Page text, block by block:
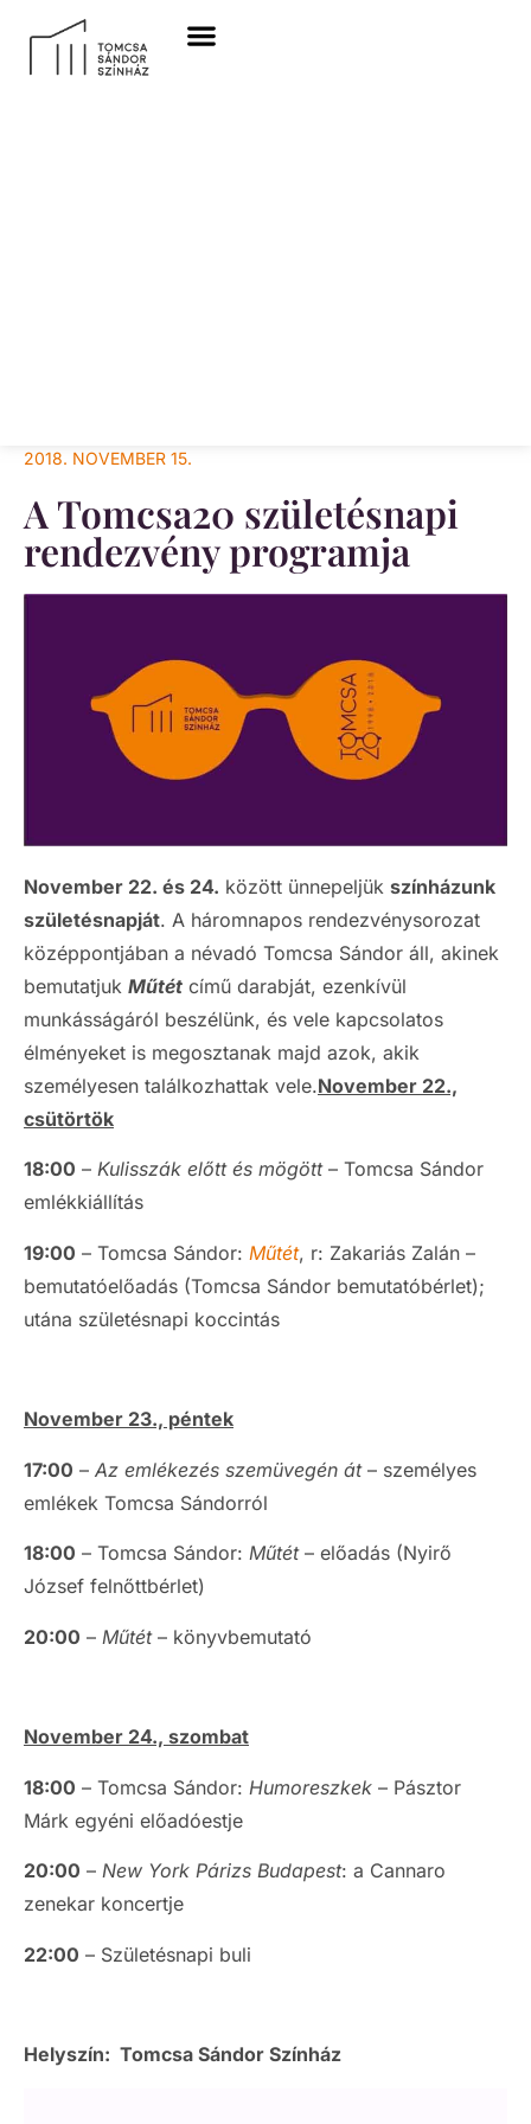
2018. NOVEMBER 15.
A Tomcsa20 születésnapi
rendezvény programja
November 22. és 24. között ünnepeljük színházunk
születésnapját. A háromnapos rendezvénysorozat
középpontjában a névadó Tomcsa Sándor áll, akinek
bemutatjuk Műtét című darabját, ezenkívül
munkásságáról beszélünk, és vele kapcsolatos
élményeket is megosztanak majd azok, akik
személyesen találkozhattak vele.November 22.,
csütörtök
18:00 – Kulisszák előtt és mögött– Tomcsa Sándor
emlékkiállítás
19:00 – Tomcsa Sándor: Műtét, r: Zakariás Zalán –
bemutatóelőadás (Tomcsa Sándor bemutatóbérlet);
utána születésnapi koccintás
November 23., péntek
17:00 – Az emlékezés szemüvegén át– személyes
emlékek Tomcsa Sándorról
18:00 – Tomcsa Sándor: Műtét– előadás (Nyirő
József felnőttbérlet)
20:00 – Műtét– könyvbemutató
November 24., szombat
18:00 – Tomcsa Sándor: Humoreszkek – Pásztor
Márk egyéni előadóestje
20:00 – New York Párizs Budapest: a Cannaro
zenekar koncertje
22:00 – Születésnapi buli
Helyszín: Tomcsa Sándor Színház